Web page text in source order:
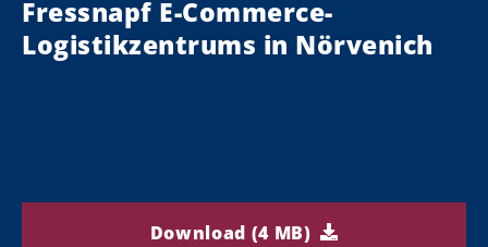
Fressnapf E-Commerce-
Logistikzentrums in Nörvenich
Download (4 MB)